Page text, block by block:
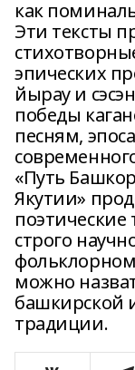
как
Эти тексты
эпических
йырау и
победы
песням,
«Путь
Якутии»
строго
можно
башкирской
традиции.